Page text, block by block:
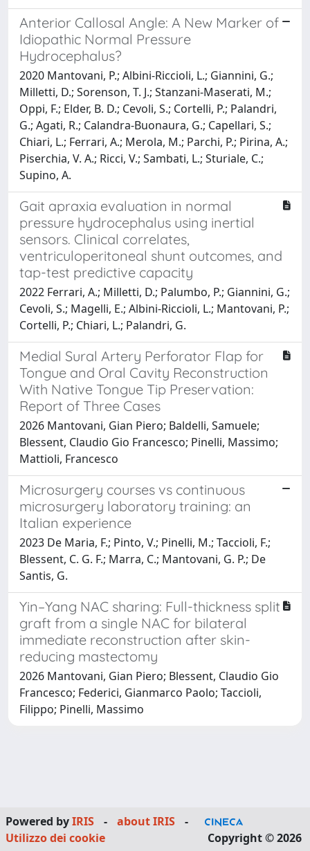
Anterior Callosal Angle: A New Marker of
Idiopathic Normal Pressure
Hydrocephalus?
2020 Mantovani, P.; Albini-Riccioli, L.; Giannini, G.;
Milletti, D.; Sorenson, T. J.; Stanzani-Maserati, M.;
Oppi, F.; Elder, B. D.; Cevoli, S.; Cortelli, P.; Palandri,
G.; Agati, R.; Calandra-Buonaura, G.; Capellari, S.;
Chiari, L.; Ferrari, A.; Merola, M.; Parchi, P.; Pirina, A.;
Piserchia, V. A.; Ricci, V.; Sambati, L.; Sturiale, C.;
Supino, A.
Gait apraxia evaluation in normal
pressure hydrocephalus using inertial
sensors. Clinical correlates,
ventriculoperitoneal shunt outcomes, and
tap-test predictive capacity
2022 Ferrari, A.; Milletti, D.; Palumbo, P.; Giannini, G.;
Cevoli, S.; Magelli, E.; Albini-Riccioli, L.; Mantovani, P.;
Cortelli, P.; Chiari, L.; Palandri, G.
Medial Sural Artery Perforator Flap for
Tongue and Oral Cavity Reconstruction
With Native Tongue Tip Preservation:
Report of Three Cases
2026 Mantovani, Gian Piero; Baldelli, Samuele;
Blessent, Claudio Gio Francesco; Pinelli, Massimo;
Mattioli, Francesco
Microsurgery courses vs continuous
microsurgery laboratory training: an
Italian experience
2023 De Maria, F.; Pinto, V.; Pinelli, M.; Taccioli, F.;
Blessent, C. G. F.; Marra, C.; Mantovani, G. P.; De
Santis, G.
Yin–Yang NAC sharing: Full-thickness split
graft from a single NAC for bilateral
immediate reconstruction after skin-
reducing mastectomy
2026 Mantovani, Gian Piero; Blessent, Claudio Gio
Francesco; Federici, Gianmarco Paolo; Taccioli,
Filippo; Pinelli, Massimo
Powered byIRIS - about IRIS
-
Utilizzo dei cookie
Copyright © 2026